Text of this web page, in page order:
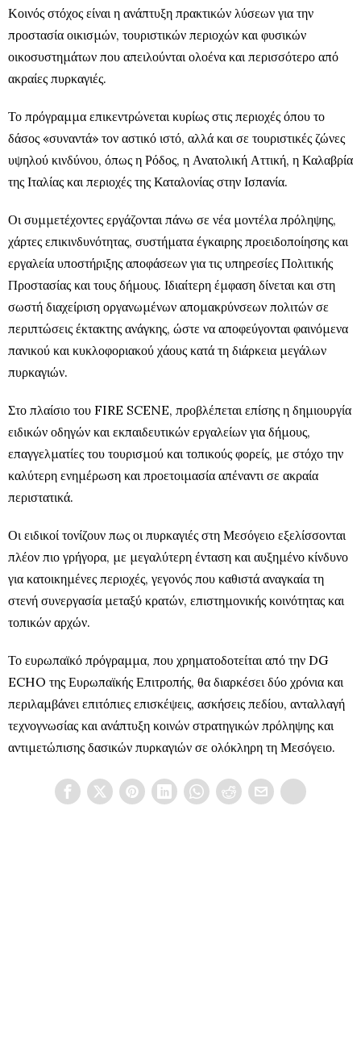
Κοινός στόχος είναι η ανάπτυξη πρακτικών λύσεων για την
προστασία οικισμών, τουριστικών περιοχών και φυσικών
οικοσυστημάτων που απειλούνται ολοένα και περισσότερο από
ακραίες πυρκαγιές.
Το πρόγραμμα επικεντρώνεται κυρίως στις περιοχές όπου το
δάσος «συναντά» τον αστικό ιστό, αλλά και σε τουριστικές ζώνες
υψηλού κινδύνου, όπως η Ρόδος, η Ανατολική Αττική, η Καλαβρία
της Ιταλίας και περιοχές της Καταλονίας στην Ισπανία.
Οι συμμετέχοντες εργάζονται πάνω σε νέα μοντέλα πρόληψης,
χάρτες επικινδυνότητας, συστήματα έγκαιρης προειδοποίησης και
εργαλεία υποστήριξης αποφάσεων για τις υπηρεσίες Πολιτικής
Προστασίας και τους δήμους. Ιδιαίτερη έμφαση δίνεται και στη
σωστή διαχείριση οργανωμένων απομακρύνσεων πολιτών σε
περιπτώσεις έκτακτης ανάγκης, ώστε να αποφεύγονται φαινόμενα
πανικού και κυκλοφοριακού χάους κατά τη διάρκεια μεγάλων
πυρκαγιών.
Στο πλαίσιο του FIRE SCENE, προβλέπεται επίσης η δημιουργία
ειδικών οδηγών και εκπαιδευτικών εργαλείων για δήμους,
επαγγελματίες του τουρισμού και τοπικούς φορείς, με στόχο την
καλύτερη ενημέρωση και προετοιμασία απέναντι σε ακραία
περιστατικά.
Οι ειδικοί τονίζουν πως οι πυρκαγιές στη Μεσόγειο εξελίσσονται
πλέον πιο γρήγορα, με μεγαλύτερη ένταση και αυξημένο κίνδυνο
για κατοικημένες περιοχές, γεγονός που καθιστά αναγκαία τη
στενή συνεργασία μεταξύ κρατών, επιστημονικής κοινότητας και
τοπικών αρχών.
Το ευρωπαϊκό πρόγραμμα, που χρηματοδοτείται από την DG
ECHO της Ευρωπαϊκής Επιτροπής, θα διαρκέσει δύο χρόνια και
περιλαμβάνει επιτόπιες επισκέψεις, ασκήσεις πεδίου, ανταλλαγή
τεχνογνωσίας και ανάπτυξη κοινών στρατηγικών πρόληψης και
αντιμετώπισης δασικών πυρκαγιών σε ολόκληρη τη Μεσόγειο.